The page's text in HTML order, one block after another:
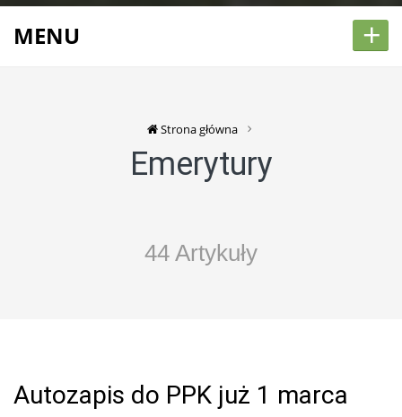
MENU +
Strona główna
Emerytury
44 Artykuły
Autozapis do PPK już 1 marca